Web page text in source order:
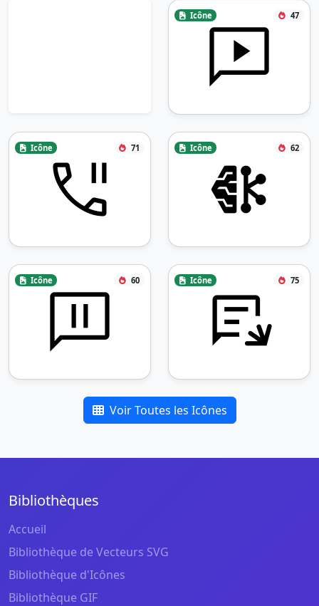
Icône 47
Icône 71 Icône 62
Icône 60 Icône 75
Voir Toutes les Icônes
Bibliothèques
Accueil
Bibliothèque de Vecteurs SVG
Bibliothèque d'Icônes
Bibliothèque GIF